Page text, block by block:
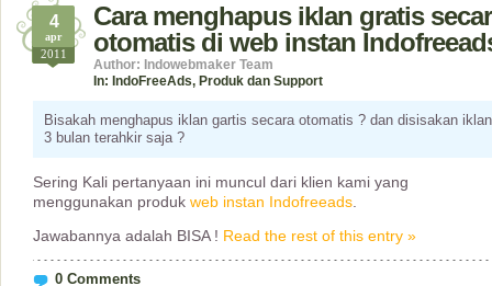
Cara menghapus iklan gratis
otomatis di web instan
4
apr
2011
Author: Indowebmaker Team
In: IndoFreeAds, Produk dan Support
Bisakah menghapus iklan gartis secara otomatis ? dan disisakan iklan
3 bulan terahkir saja ?
Sering Kali pertanyaan ini muncul dari klien kami yang
menggunakan produk web instan Indofreeads
Jawabannya adalah BISA ! Read the rest of this entry »
0 Comments